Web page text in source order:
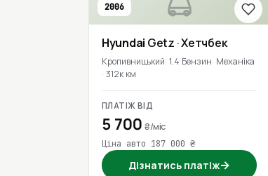
2006
Hyundai Getz · Хетчбек
Кропивницький 1.4 Бензин Механіка
312к км
ПЛАТІЖ ВІД
5 700₴/міс
Ціна авто 187 000 ₴
Дізнатись платіж→